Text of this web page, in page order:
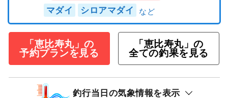
マダイ シロアマダイ
「恵比寿丸」の
予約プランを見る
「恵比寿丸」の
全ての釣果を見る
釣行当日の気象情報を表示